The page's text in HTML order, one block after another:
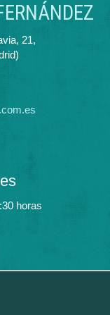
21,
horas